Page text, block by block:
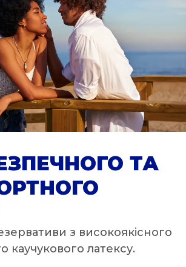
ТА
з високоякісного
каучукового латексу.